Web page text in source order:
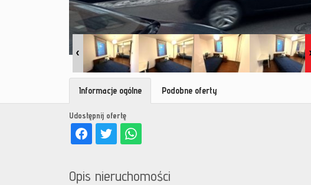
Udostępnij ofertę
Informacje ogólne Podobne oferty
Opis nieruchomości